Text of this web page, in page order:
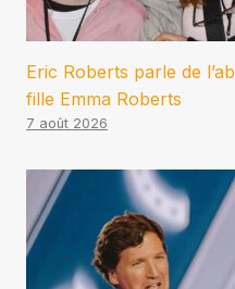
Eric Roberts parle de
fille Emma Roberts
7 août 2026